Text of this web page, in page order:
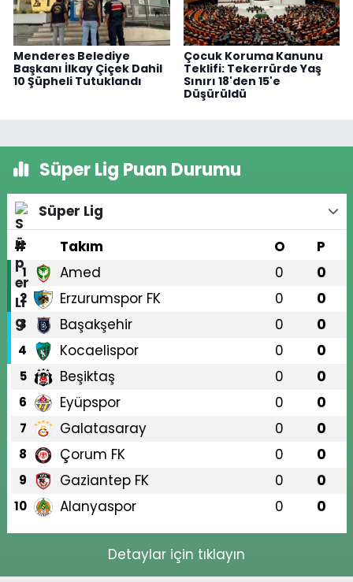
Menderes Belediye
Başkanı İlkay Çiçek Dahil
10 Şüpheli Tutuklandı
Çocuk Koruma Kanunu
Teklifi: Tekerrürde Yaş
Sınırı 18'den 15'e
Düşürüldü
Süper Lig Puan Durumu
Süper Lig
#
Takım O P
1 Amed 0 0
2 Erzurumspor FK 0 0
3 Başakşehir 0 0
4 Kocaelispor 0 0
5 Beşiktaş 0 0
6 Eyüpspor 0 0
7 Galatasaray 0 0
8 Çorum FK 0 0
9 Gaziantep FK 0 0
10 Alanyaspor 0 0
Detaylar için tıklayın